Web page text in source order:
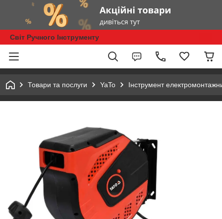
Світ Ручного Інструменту
Товари та послуги YaTo Інструмент